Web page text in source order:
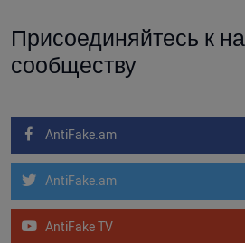
Присоединяйтесь к
сообществу
AntiFake.am
AntiFake.am
AntiFake TV